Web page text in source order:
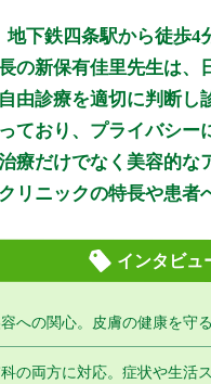
下鉄四条駅から徒歩
の新保有佳里先生は
由診療を適切に判断
ており、プライバシ
療だけでなく美容的
リニックの特長や患者
インタビュ
への関心。皮膚の健康を守
の両方に対応。症状や生活